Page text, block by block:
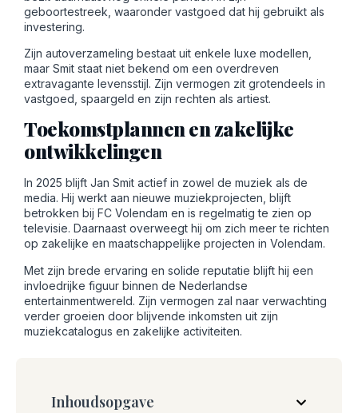
geboortestreek, waaronder vastgoed dat hij gebruikt als
investering.
Zijn autoverzameling bestaat uit enkele luxe modellen,
maar Smit staat niet bekend om een overdreven
extravagante levensstijl. Zijn vermogen zit grotendeels in
vastgoed, spaargeld en zijn rechten als artiest.
Toekomstplannen en zakelijke
ontwikkelingen
In 2025 blijft Jan Smit actief in zowel de muziek als de
media. Hij werkt aan nieuwe muziekprojecten, blijft
betrokken bij FC Volendam en is regelmatig te zien op
televisie. Daarnaast overweegt hij om zich meer te richten
op zakelijke en maatschappelijke projecten in Volendam.
Met zijn brede ervaring en solide reputatie blijft hij een
invloedrijke figuur binnen de Nederlandse
entertainmentwereld. Zijn vermogen zal naar verwachting
verder groeien door blijvende inkomsten uit zijn
muziekcatalogus en zakelijke activiteiten.
Inhoudsopgave